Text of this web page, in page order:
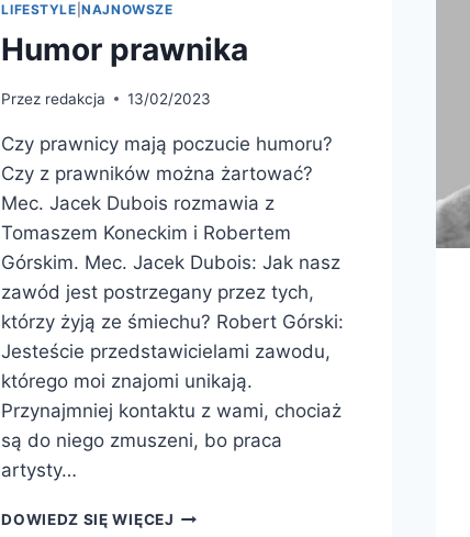
LIFESTYLE |NAJNOWSZE
Humor prawnika
Przez redakcja 13/02/2023
Czy prawnicy mają poczucie humoru?
Czy z prawników można żartować?
Mec. Jacek Dubois rozmawia z
Tomaszem Koneckim i Robertem
Górskim. Mec. Jacek Dubois: Jak nasz
zawód jest postrzegany przez tych,
którzy żyją ze śmiechu? Robert Górski:
Jesteście przedstawicielami zawodu,
którego moi znajomi unikają.
Przynajmniej kontaktu z wami, chociaż
są do niego zmuszeni, bo praca
artysty…
DOWIEDZ SIĘ WIĘCEJ